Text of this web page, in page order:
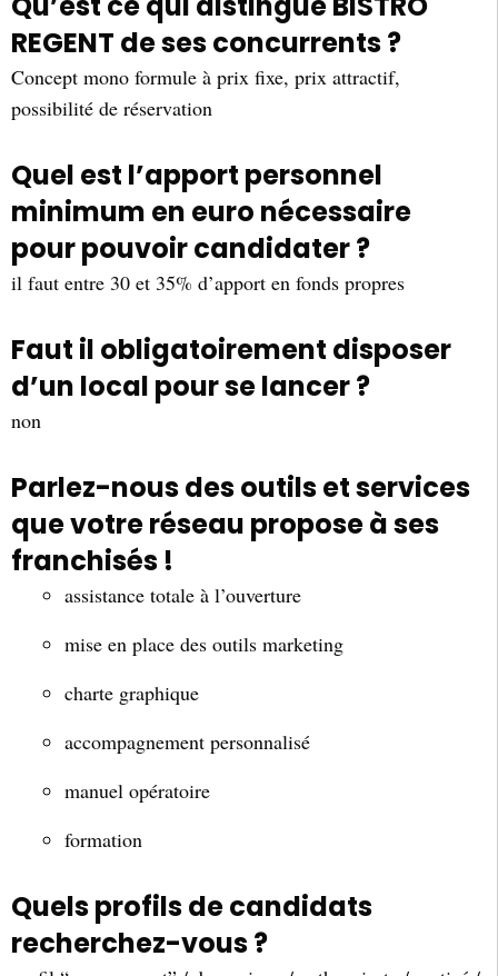
REGENT de ses concurrents ?
Concept mono formule à prix fixe, prix attractif,
possibilité de réservation
Quel est l’apport personnel
minimum en euro nécessaire
pour pouvoir candidater ?
il faut entre 30 et 35% d’apport en fonds propres
Faut il obligatoirement disposer
d’un local pour se lancer ?
non
Parlez-nous des outils et services
que votre réseau propose à ses
franchisés !
assistance totale à l’ouverture
mise en place des outils marketing
charte graphique
accompagnement personnalisé
manuel opératoire
formation
Quels profils de candidats
recherchez-vous ?